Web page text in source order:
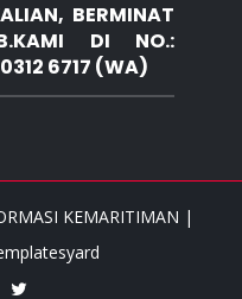
BERMINAT
DI NO.:
6717 (WA)
KEMARITIMAN |